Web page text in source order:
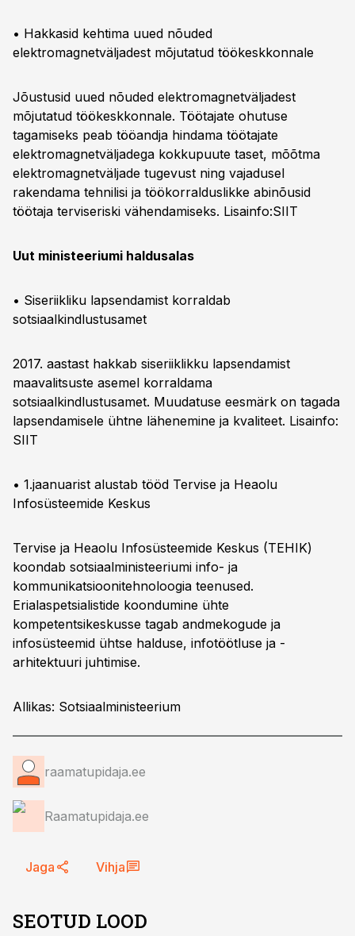
• Hakkasid kehtima uued nõuded
elektromagnetväljadest mõjutatud töökeskkonnale
Jõustusid uued nõuded elektromagnetväljadest
mõjutatud töökeskkonnale. Töötajate ohutuse
tagamiseks peab tööandja hindama töötajate
elektromagnetväljadega kokkupuute taset, mõõtma
elektromagnetväljade tugevust ning vajadusel
rakendama tehnilisi ja töökorralduslikke abinõusid
töötaja terviseriski vähendamiseks. Lisainfo:SIIT
Uut ministeeriumi haldusalas
• Siseriikliku lapsendamist korraldab
sotsiaalkindlustusamet
2017. aastast hakkab siseriiklikku lapsendamist
maavalitsuste asemel korraldama
sotsiaalkindlustusamet. Muudatuse eesmärk on tagada
lapsendamisele ühtne lähenemine ja kvaliteet. Lisainfo:
SIIT
• 1.jaanuarist alustab tööd Tervise ja Heaolu
Infosüsteemide Keskus
Tervise ja Heaolu Infosüsteemide Keskus (TEHIK)
koondab sotsiaalministeeriumi info- ja
kommunikatsioonitehnoloogia teenused.
Erialaspetsialistide koondumine ühte
kompetentsikeskusse tagab andmekogude ja
infosüsteemid ühtse halduse, infotöötluse ja -
arhitektuuri juhtimise.
Allikas: Sotsiaalministeerium
raamatupidaja.ee
Raamatupidaja.ee
Jaga Vihja
SEOTUD LOOD